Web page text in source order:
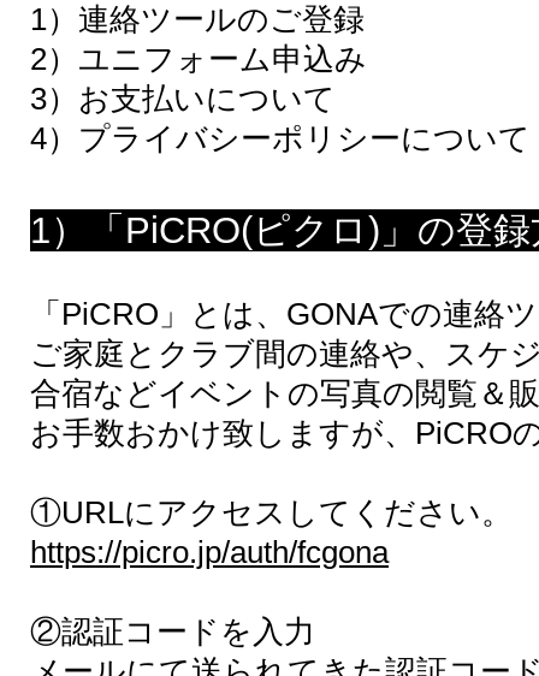
1）連絡ツールのご登録
2）ユニフォーム申込み
​3）お支払いについて
​4）プライバシーポリシーについて
1）「PiCRO(ピクロ)」の登
「PiCRO」とは、GONAでの連絡
ご家庭とクラブ間の連絡や、スケ
合宿などイベントの写真の閲覧＆
お手数おかけ致しますが、PiCRO
①URLにアクセスしてください。
https://picro.jp/auth/fcgona
②認証コードを入力